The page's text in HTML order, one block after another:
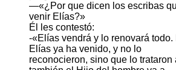
—«¿Por que dicen los escribas
venir Elías?»
Él les contestó:
-«Elías vendrá y lo renovará
Elías ya ha venido, y no lo
reconocieron, sino que lo trataron